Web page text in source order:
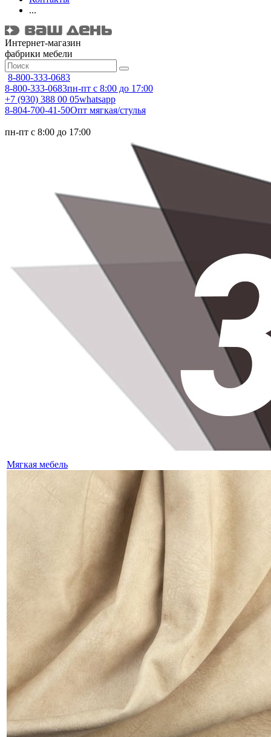
...
Интернет-магазин
фабрики мебели
8-800-333-0683
8-800-333-0683пн-пт с 8:00 до 17:00
+7 (930) 388 00 05whatsapp
8-804-700-41-50Опт мягкая/стулья
пн-пт с 8:00 до 17:00
Мягкая мебель